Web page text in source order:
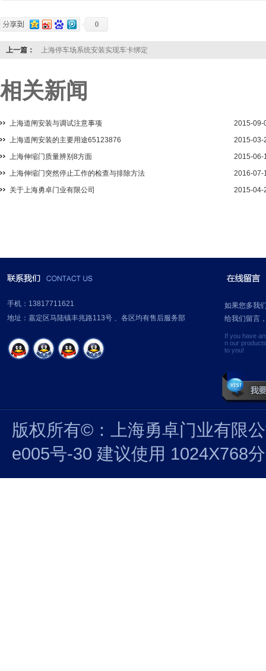
0
上一篇： 上海停车场系统安装实现车卡绑定
相关新闻
2015-09-
上海道闸安装与调试注意事项
2015-03-
上海道闸安装的主要用途65123876
2015-06-
上海伸缩门质量辨别8方面
2016-07-
上海伸缩门突然停止工作的检查与排除方法
2015-04-
关于上海勇卓门业有限公司
手机：13817711621
地址：嘉定区马陆镇丰兆路113号 、各区均有售后服务部
如果您多我
给我们留言
If you have
n our
to you!
版权所有©：上海勇卓门业有限
e005号-30 建议使用 1024X768